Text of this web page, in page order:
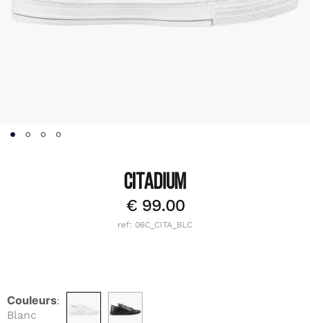
CITADIUM
€99.00
ref: 06C_CITA_BLC
Couleurs:
Blanc